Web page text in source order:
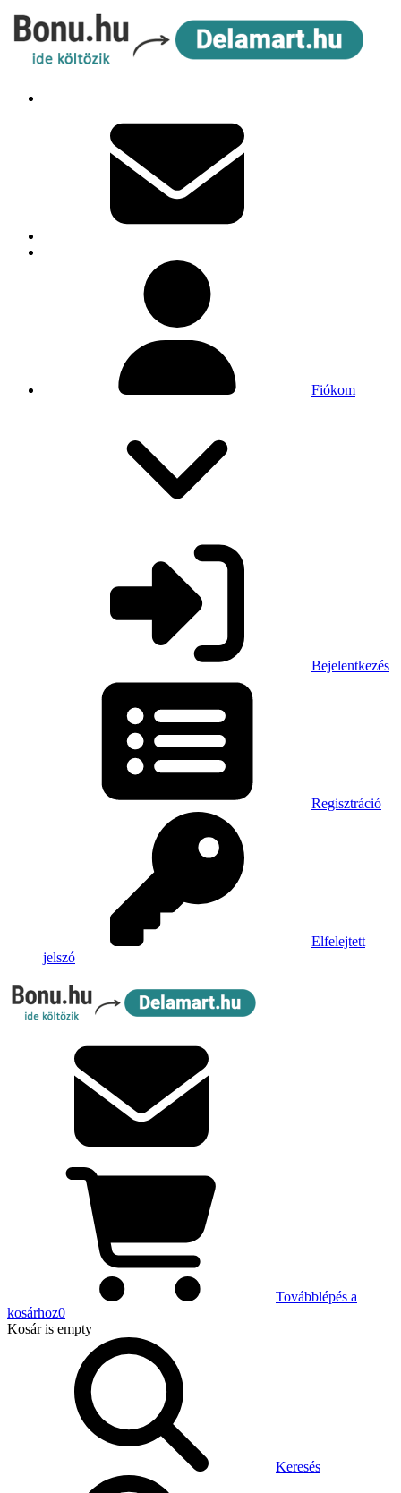
Fiókom
Bejelentkezés
Regisztráció
Elfelejtett
jelszó
Továbblépés a
kosárhoz0
Kosáris empty
Keresés